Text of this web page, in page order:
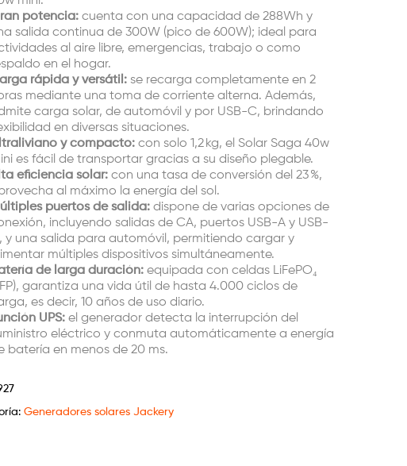
potencia:cuenta con una capacidad de 288Wh y
salida continua de 300W (pico de 600W); ideal para
al aire libre, emergencias, trabajo o como
en el hogar.
rápida y versátil: se recarga completamente en 2
mediante una toma de corriente alterna. Además,
carga solar, de automóvil y por USB-C, brindando
en diversas situaciones.
y compacto: con solo 1,2 kg, el Solar Saga 40w
es fácil de transportar gracias a su diseño plegable.
eficiencia solar:con una tasa de conversión del 23 %,
al máximo la energía del sol.
puertos de salida: dispone de varias opciones de
incluyendo salidas de CA, puertos USB-A y USB-
y una salida para automóvil, permitiendo cargar y
múltiples dispositivos simultáneamente.
de larga duración: equipada con celdas LiFePO₄
garantiza una vida útil de hasta 4.000 ciclos de
es decir, 10 años de uso diario.
UPS:el generador detecta la interrupción del
eléctrico y conmuta automáticamente a energía
batería en menos de 20 ms.
Generadores solares Jackery